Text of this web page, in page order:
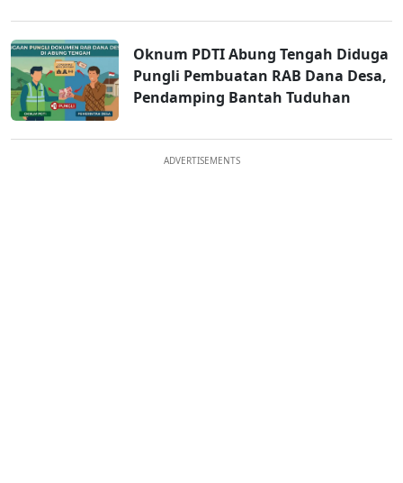
Oknum PDTI Abung Tengah Diduga
Pungli Pembuatan RAB Dana Desa,
Pendamping Bantah Tuduhan
ADVERTISEMENTS